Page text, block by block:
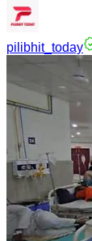
pilibhit_today